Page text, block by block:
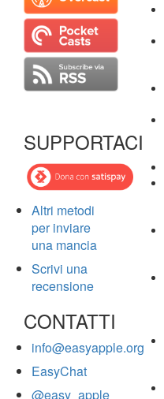
SUPPORTACI
Altri metodi
per inviare
una mancia
Scrivi una
recensione
CONTATTI
info@easyapple.org
EasyChat
@easy_apple